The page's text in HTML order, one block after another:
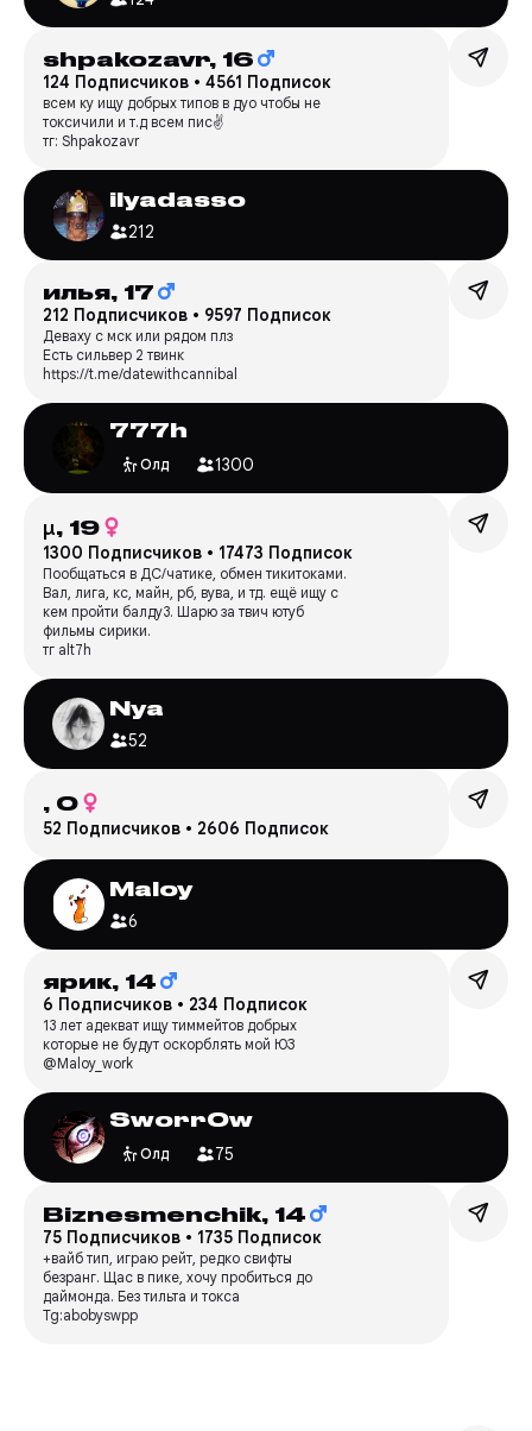
shpakozavr, 16
124 Подписчиков • 4561 Подписок
всем ку ищу добрых типов в дуо чтобы не
токсичили и т.д всем пис✌️
тг: Shpakozavr
ilyadasso
212
илья, 17
212 Подписчиков • 9597 Подписок
Деваху с мск или рядом плз
Есть сильвер 2 твинк
https://t.me/datewithcannibal
777h
Олд 1300
μ, 19
1300 Подписчиков • 17473 Подписок
Пообщаться в ДС/чатике, обмен тикитоками.
Вал, лига, кс, майн, рб, вува, и тд. ещё ищу с
кем пройти балду3. Шарю за твич ютуб
фильмы сирики.
тг alt7h
Nya
52
, 0
52 Подписчиков • 2606 Подписок
Maloy
6
ярик, 14
6 Подписчиков • 234 Подписок
13 лет адекват ищу тиммейтов добрых
которые не будут оскорблять мой ЮЗ
@Maloy_work
Sworr0w
Олд 75
Biznesmenchik, 14
75 Подписчиков • 1735 Подписок
+вайб тип, играю рейт, редко свифты
безранг. Щас в пике, хочу пробиться до
даймонда. Без тильта и токса
Tg:abobyswpp